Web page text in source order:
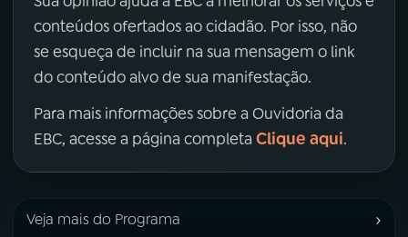
conteúdos ofertados ao cidadão. Por isso, não
se esqueça de incluir na sua mensagem o link
do conteúdo alvo de sua manifestação.
Para mais informações sobre a Ouvidoria da
EBC, acesse a página completa Clique aqui.
Veja mais do Programa ›